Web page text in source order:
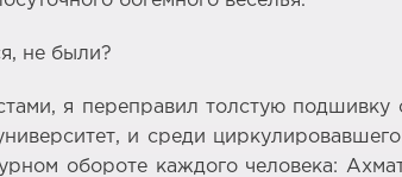
не были?
я переправил толстую
и среди
обороте каждого человека: